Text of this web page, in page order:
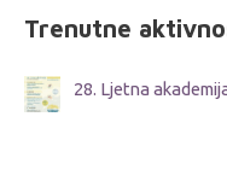
Trenutne
28. Ljetna